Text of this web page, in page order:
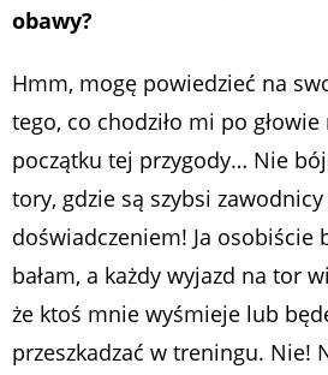
obawy?
Hmm, mogę powiedzieć na
tego, co chodziło mi po
początku tej przygody… Nie
tory, gdzie są szybsi
doświadczeniem! Ja osobiście
bałam, a każdy wyjazd na tor
że ktoś mnie wyśmieje lub
przeszkadzać w treningu. Nie!